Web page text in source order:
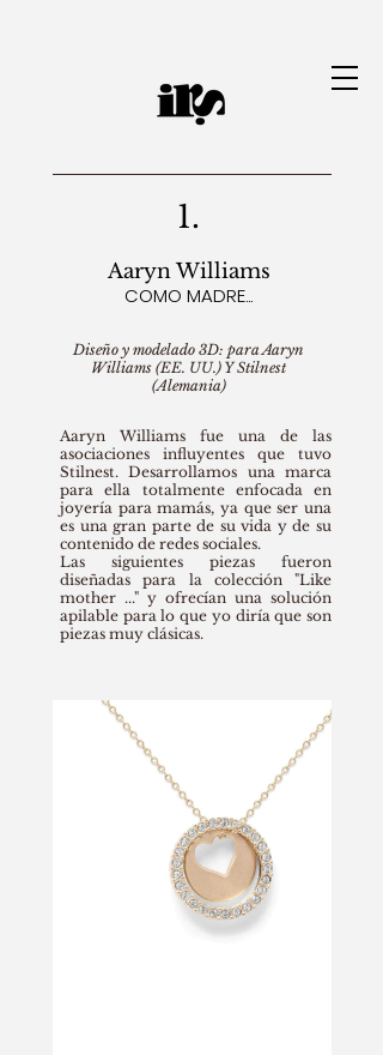
1.
Aaryn Williams
COMO MADRE...
Diseño y modelado 3D: para Aaryn
Williams (EE. UU.) Y Stilnest
(Alemania)
Aaryn Williams fue una de las
asociaciones influyentes que tuvo
Stilnest. Desarrollamos una marca
para ella totalmente enfocada en
joyería para mamás, ya que ser una
es una gran parte de su vida y de su
contenido de redes sociales.
Las siguientes piezas fueron
diseñadas para la colección "Like
mother ..." y ofrecían una solución
apilable para lo que yo diría que son
piezas muy clásicas.